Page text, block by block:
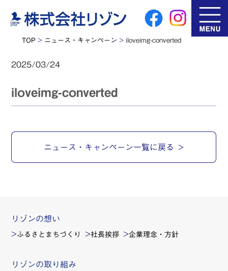
TOP > ニュース・キャンペーン >iloveimg-converted
2025/03/24
iloveimg-converted
ニュース・キャンペーン一覧に戻る
リゾンの想い
ふるさとまちづくり 社長挨拶 企業理念・方針
リゾンの取り組み